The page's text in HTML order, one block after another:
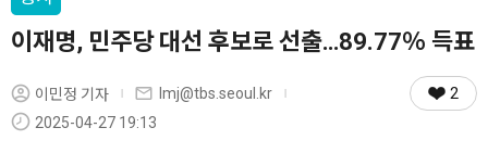
이재명, 민주당 대선 후보로 선출…89.77％ 득표
이민정 기자
lmj@tbs.seoul.kr
2025-04-27 19:13
2